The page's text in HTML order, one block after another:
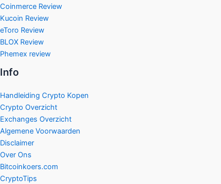
Coinmerce Review
Kucoin Review
eToro Review
BLOX Review
Phemex review
Info
Handleiding Crypto Kopen
Crypto Overzicht
Exchanges Overzicht
Algemene Voorwaarden
Disclaimer
Over Ons
Bitcoinkoers.com
CryptoTips